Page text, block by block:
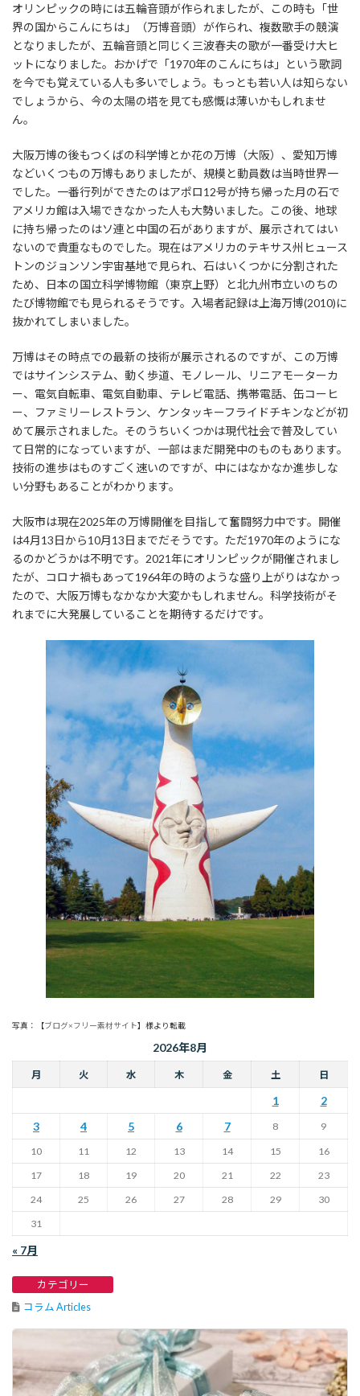
オリンピックの時には五輪音頭が作られましたが、この時も「世
界の国からこんにちは」（万博音頭）が作られ、複数歌手の競演
となりましたが、五輪音頭と同じく三波春夫の歌が一番受け大ヒ
ットになりました。おかげで「1970年のこんにちは」という歌詞
を今でも覚えている人も多いでしょう。もっとも若い人は知らない
でしょうから、今の太陽の塔を見ても感慨は薄いかもしれませ
ん。
大阪万博の後もつくばの科学博とか花の万博（大阪）、愛知万博
などいくつもの万博もありましたが、規模と動員数は当時世界一
でした。一番行列ができたのはアポロ12号が持ち帰った月の石で
アメリカ館は入場できなかった人も大勢いました。この後、地球
に持ち帰ったのはソ連と中国の石がありますが、展示されてはい
ないので貴重なものでした。現在はアメリカのテキサス州ヒュース
トンのジョンソン宇宙基地で見られ、石はいくつかに分割された
ため、日本の国立科学博物館（東京上野）と北九州市立いのちの
たび博物館でも見られるそうです。入場者記録は上海万博(2010)に
抜かれてしまいました。
万博はその時点での最新の技術が展示されるのですが、この万博
ではサインシステム、動く歩道、モノレール、リニアモーターカ
ー、電気自転車、電気自動車、テレビ電話、携帯電話、缶コーヒ
ー、ファミリーレストラン、ケンタッキーフライドチキンなどが初
めて展示されました。そのうちいくつかは現代社会で普及してい
て日常的になっていますが、一部はまだ開発中のものもあります。
技術の進歩はものすごく速いのですが、中にはなかなか進歩しな
い分野もあることがわかります。
大阪市は現在2025年の万博開催を目指して奮闘努力中です。開催
は4月13日から10月13日までだそうです。ただ1970年のようにな
るのかどうかは不明です。2021年にオリンピックが開催されまし
たが、コロナ禍もあって1964年の時のような盛り上がりはなかっ
たので、大阪万博もなかなか大変かもしれません。科学技術がそ
れまでに大発展していることを期待するだけです。
写真：【ブログ×フリー素材サイト】様より転載
2026年8月
月 火 水 木 金 土 日
1
2
3
4 5 6 7 8 9
10 11 12 13 14 15
16
17
18 19 20 21 22
23
24
25 26 27 28 29
30
31
« 7月
カテゴリー
コラム Articles